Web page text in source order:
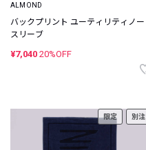
ALMOND
バックプリント ユーティリティノー
スリーブ
¥7,040 20%OFF
限定 別注